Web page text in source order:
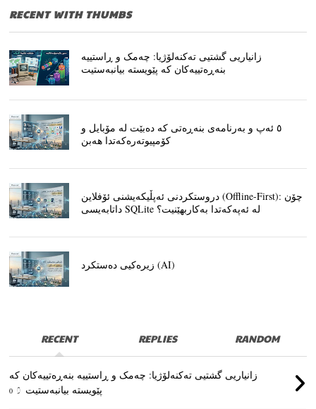
RECENT WITH THUMBS
زانیاریی گشتیی تەکنەلۆژیا: چەمک و ڕاستییە
بنەڕەتییەکان کە پێویستە بیانبەستیت
٥ ئەپ و بەرنامەی بنەڕەتی کە دەبێت لە مۆبایل و
کۆمپیوتەرەکەتدا هەبن
دروستکردنی ئەپڵیکەیشنی ئۆفلاین (Offline-First): چۆن
داتابەیسی SQLite لە ئەپەکەتدا بەکاربهێنیت؟
زیرەکیی دەستکرد (AI)
RECENT REPLIES RANDOM
زانیاریی گشتیی تەکنەلۆژیا: چەمک و ڕاستییە بنەڕەتییەکان کە
پێویستە بیانبەستیت